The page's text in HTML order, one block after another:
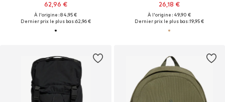
62,96 €
À l'origine : 84,95 €
Dernier prix le plus bas :62,96 €
26,18 €
À l'origine : 49,90 €
Dernier prix le plus bas :19,95 €